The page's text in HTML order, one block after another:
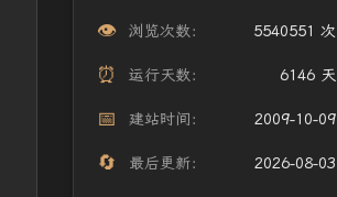
👁️ 浏览次数： 5540551 次
⏰ 运行天数： 6146 天
📅 建站时间： 2009-10-09
🔄 最后更新： 2026-08-03